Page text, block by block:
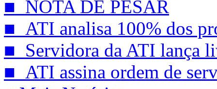
■ NOTA DE PESAR
■ ATI analisa 100% dos
■ Servidora da ATI lança
■ ATI assina ordem de